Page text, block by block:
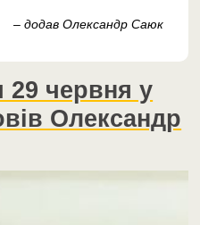
– додав Олександр Саюк
29 червня у
Олександр